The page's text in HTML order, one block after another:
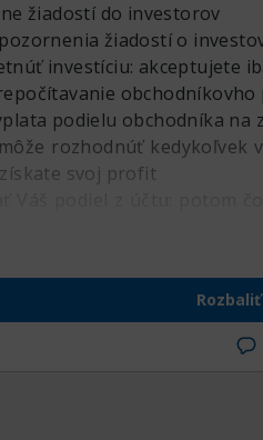
žiadostí do investorov
žiadostí o
investíciu: akceptujete
obchodníkovho
podielu obchodníka
rozhodnúť
svoj profit